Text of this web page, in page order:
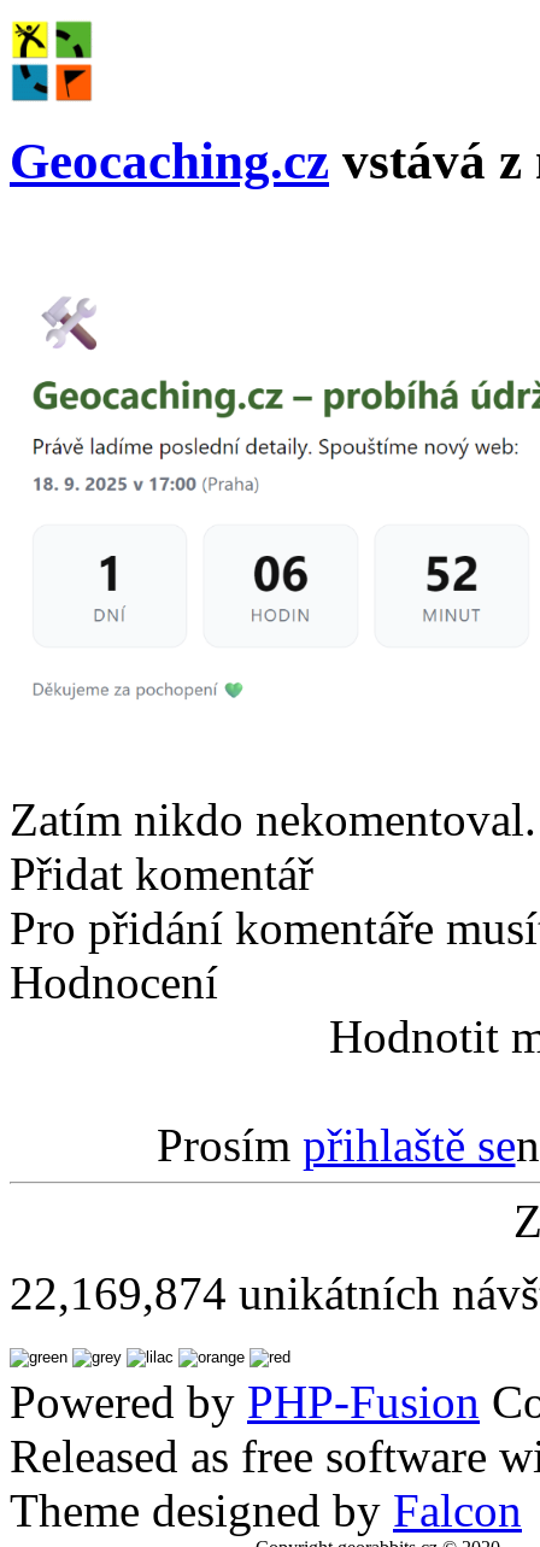
Geocaching.cz vstává
Zatím nikdo
Přidat komentář
Pro přidání komentáře
Hodnocení
Hodnotit
Prosím přihlaště se
22,169,874 unikátních
Powered by PHP-Fusion
Released as free software
Theme designed by Falcon